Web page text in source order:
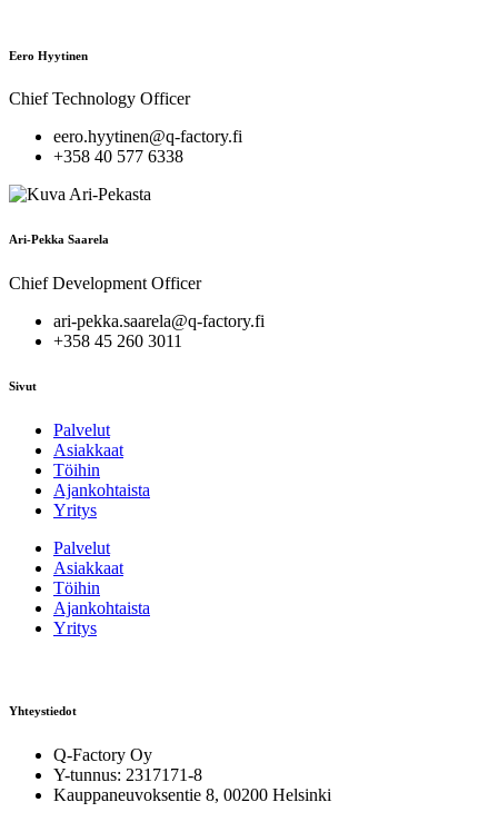
Eero Hyytinen
Chief Technology Officer
eero.hyytinen@q-factory.fi
+358 40 577 6338
Ari-Pekka Saarela
Chief Development Officer
ari-pekka.saarela@q-factory.fi
+358 45 260 3011
Sivut
Palvelut
Asiakkaat
Töihin
Ajankohtaista
Yritys
Palvelut
Asiakkaat
Töihin
Ajankohtaista
Yritys
Yhteystiedot
Q-Factory Oy
Y-tunnus: 2317171-8
Kauppaneuvoksentie 8, 00200 Helsinki